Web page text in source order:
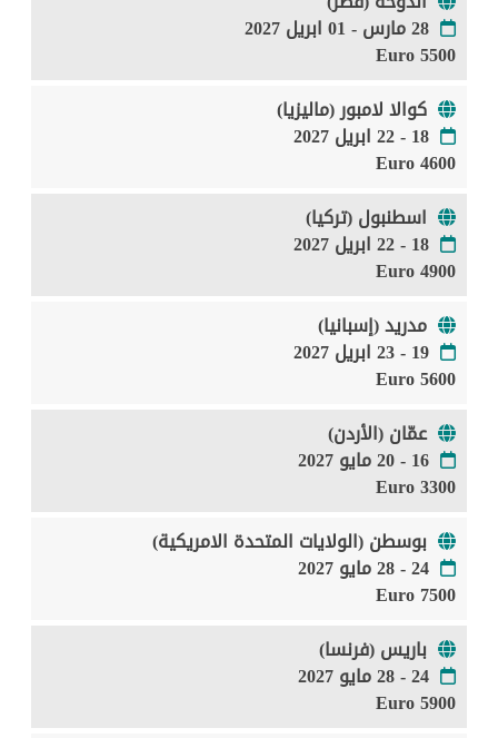
28 مارس - 01 ابريل 2027
5500 Euro
كوالا لامبور (ماليزيا)
18 - 22 ابريل 2027
4600 Euro
اسطنبول (تركيا)
18 - 22 ابريل 2027
4900 Euro
مدريد (إسبانيا)
19 - 23 ابريل 2027
5600 Euro
عمّان (الأردن)
16 - 20 مايو 2027
3300 Euro
بوسطن (الولايات المتحدة الامريكية)
24 - 28 مايو 2027
7500 Euro
باريس (فرنسا)
24 - 28 مايو 2027
5900 Euro